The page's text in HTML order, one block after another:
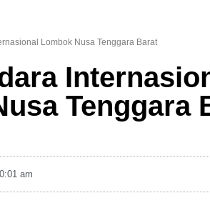
Lombok Nusa Tenggara Barat
Tenggara
am